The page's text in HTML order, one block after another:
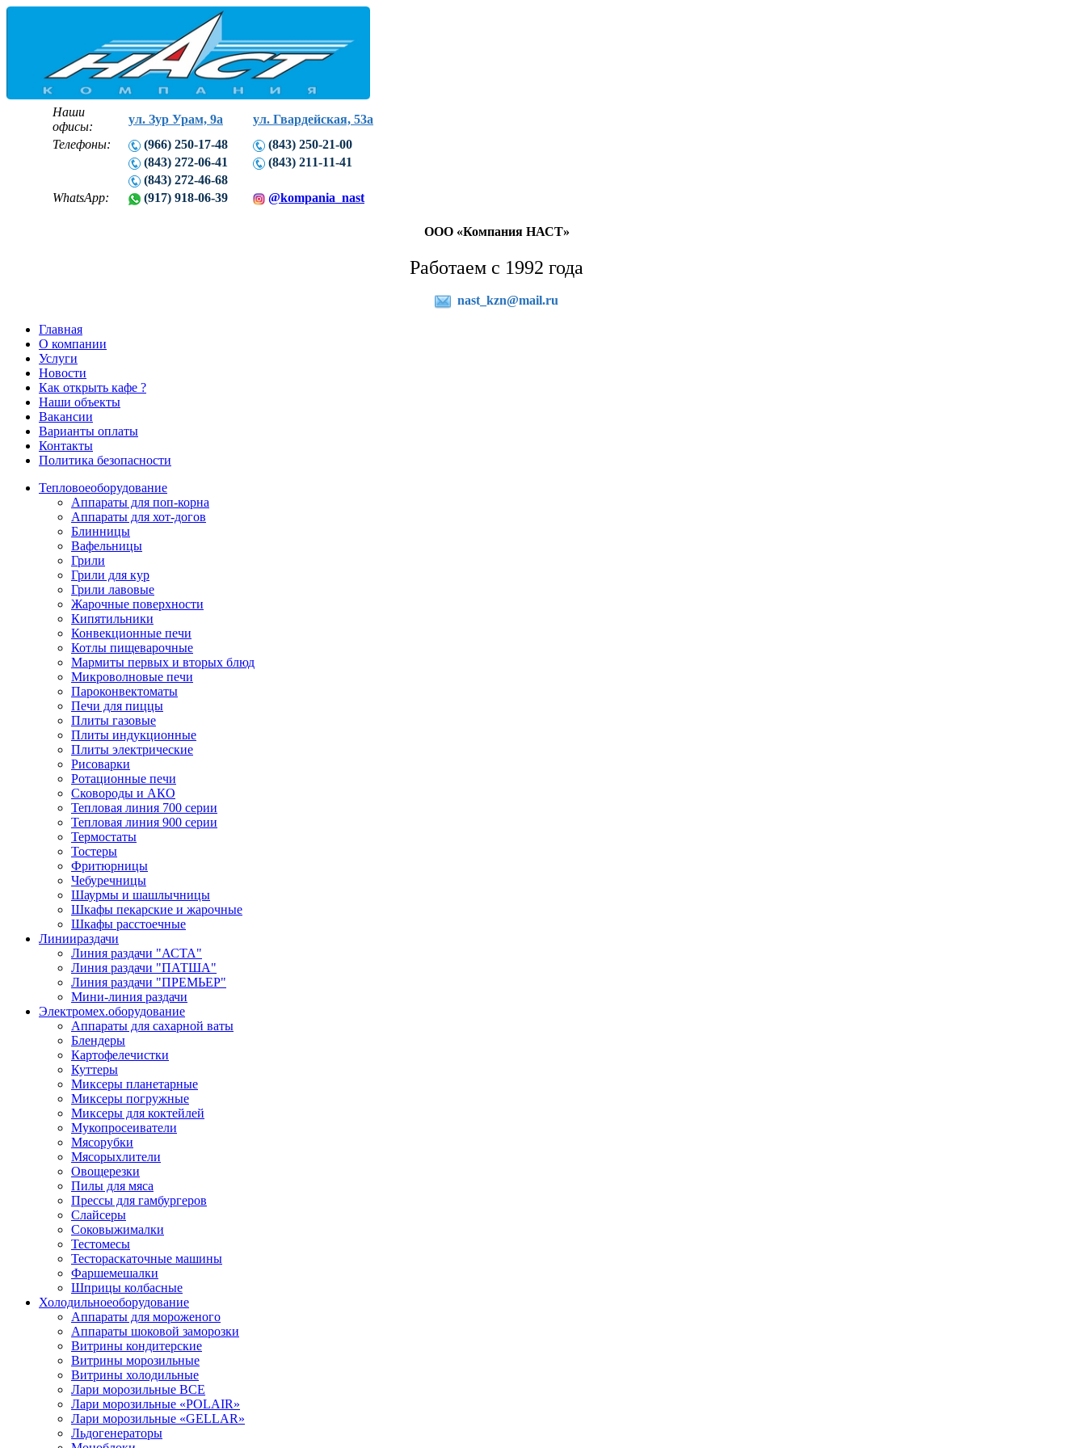
Наши
офисы:
ул. Зур Урам, 9а
ул. Гвардейская, 53а
Телефоны:
(966) 250-17-48
(843) 250-21-00
(843) 272-06-41
(843) 211-11-41
(843) 272-46-68
WhatsApp:
(917) 918-06-39 @kompania_nast
ООО «Компания НАСТ»
Работаем с 1992 года
nast_kzn@mail.ru
Главная
О компании
Услуги
Новости
Как открыть кафе ?
Наши объекты
Вакансии
Варианты оплаты
Контакты
Политика безопасности
Тепловоеоборудование
Аппараты для поп-корна
Аппараты для хот-догов
Блинницы
Вафельницы
Грили
Грили для кур
Грили лавовые
Жарочные поверхности
Кипятильники
Конвекционные печи
Котлы пищеварочные
Мармиты первых и вторых блюд
Микроволновые печи
Пароконвектоматы
Печи для пиццы
Плиты газовые
Плиты индукционные
Плиты электрические
Рисоварки
Ротационные печи
Сковороды и АКО
Тепловая линия 700 серии
Тепловая линия 900 серии
Термостаты
Тостеры
Фритюрницы
Чебуречницы
Шаурмы и шашлычницы
Шкафы пекарские и жарочные
Шкафы расстоечные
Линиираздачи
Линия раздачи "АСТА"
Линия раздачи "ПАТША"
Линия раздачи "ПРЕМЬЕР"
Мини-линия раздачи
Электромех.оборудование
Аппараты для сахарной ваты
Блендеры
Картофелечистки
Куттеры
Миксеры планетарные
Миксеры погружные
Миксеры для коктейлей
Мукопросеиватели
Мясорубки
Мясорыхлители
Овощерезки
Пилы для мяса
Прессы для гамбургеров
Слайсеры
Соковыжималки
Тестомесы
Тестораскаточные машины
Фаршемешалки
Шприцы колбасные
Холодильноеоборудование
Аппараты для мороженого
Аппараты шоковой заморозки
Витрины кондитерские
Витрины морозильные
Витрины холодильные
Лари морозильные ВСЕ
Лари морозильные «POLAIR»
Лари морозильные «GELLAR»
Льдогенераторы